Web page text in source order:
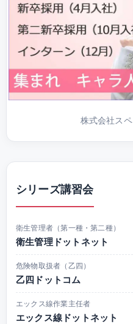
株式会社ス
シリーズ講習会
衛生管理者（第一種・第二種）
衛生管理ドットネット
危険物取扱者（乙四）
乙四ドットコム
エックス線作業主任者
エックス線ドットネット